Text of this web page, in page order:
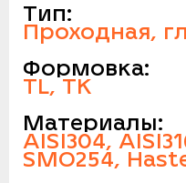
Тип:
Проходная,
Формовка:
TL, TK
Материалы:
AISI304,
SMO254,